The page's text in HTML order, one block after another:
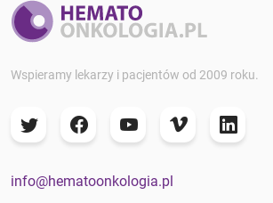
Wspieramy lekarzy i pacjentów od 2009 roku.
info@hematoonkologia.pl